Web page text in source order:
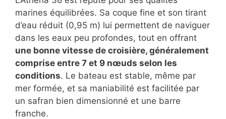
marines équilibrées. Sa coque fine et son tirant
d’eau réduit (0,95 m) lui permettent de naviguer
dans les eaux peu profondes, tout en offrant
une bonne vitesse de croisière, généralement
comprise entre 7 et 9 nœuds selon les
conditions. Le bateau est stable, même par
mer formée, et sa maniabilité est facilitée par
un safran bien dimensionné et une barre
franche.